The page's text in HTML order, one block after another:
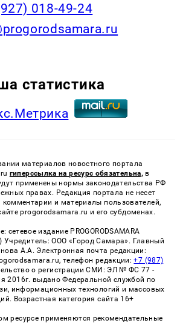
018-49-24
статистика
материалов новостного портала
гиперссылка на ресурс обязательна, в
применены нормы законодательства РФ
правах. Редакция портала не несет
комментарии и материалы пользователей,
progorodsamara.ru и его субдоменах.
сетевое издание PROGORODSAMARA
ООО «Город Самара». Главный
А.А. Электронная почта редакции:
телефон редакции:+7 (987)
о регистрации СМИ: ЭЛ № ФС 77 -
2016г. выдано Федеральной службой по
информационных технологий и массовых
Возрастная категория сайта 16+
ресурсе применяются рекомендательные